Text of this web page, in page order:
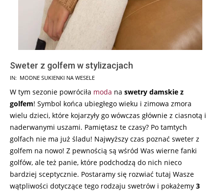
Sweter z golfem w stylizacjach
2024-
05-
IN: MODNE SUKIENKI NA WESELE
W tym sezonie powróciła moda na swetry damskie z
golfem! Symbol końca ubiegłego wieku i zimowa zmora
wielu dzieci, które kojarzyły go wówczas głównie z ciasnotą i
naderwanymi uszami. Pamiętasz te czasy? Po tamtych
golfach nie ma już śladu! Najwyższy czas poznać sweter z
golfem na nowo! Z pewnością są wśród Was wierne fanki
golfów, ale też panie, które podchodzą do nich nieco
bardziej sceptycznie. Postaramy się rozwiać tutaj Wasze
wątpliwości dotyczące tego rodzaju swetrów i pokażemy 3